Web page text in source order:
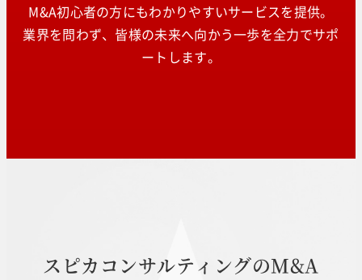
M&A初心者の方にもわかりやすいサービスを提供。
業界を問わず、皆様の未来へ向かう一歩を全力でサポ
ートします。
スピカ コ ンサルティ ングのM&A